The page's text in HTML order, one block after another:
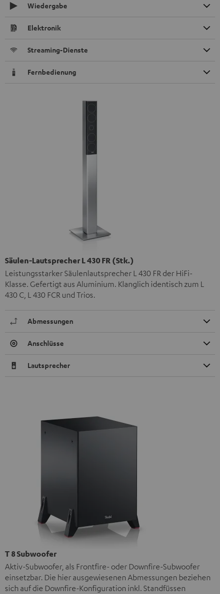
Wiedergabe
Elektronik
Streaming-Dienste
Fernbedienung
Säulen-Lautsprecher L 430 FR (Stk.)
Leistungsstarker Säulenlautsprecher L 430 FR der HiFi-
Klasse. Gefertigt aus Aluminium. Klanglich identisch zum L
430 C, L 430 FCR und Trios.
Abmessungen
Anschlüsse
Lautsprecher
T 8 Subwoofer
Aktiv-Subwoofer, als Frontfire- oder Downfire-Subwoofer
einsetzbar. Die hier ausgewiesenen Abmessungen beziehen
sich auf die Downfire-Konfiguration inkl. Standfüssen